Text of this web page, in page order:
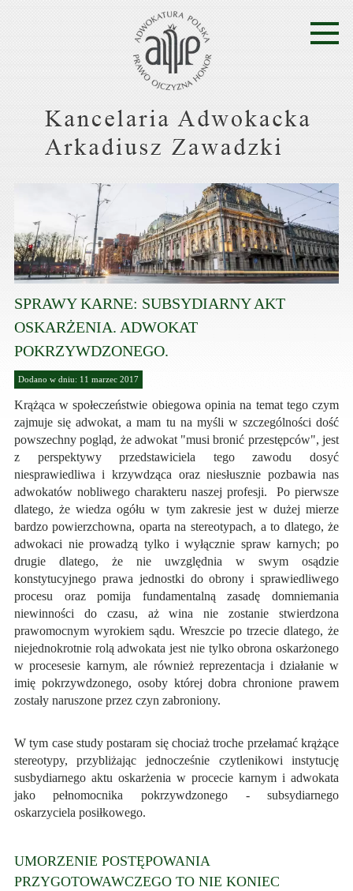
SPRAWY KARNE: SUBSYDIARNY AKT
OSKARŻENIA. ADWOKAT
POKRZYWDZONEGO.
Dodano w dniu: 11 marzec 2017
Krążąca w społeczeństwie obiegowa opinia na temat tego czym
zajmuje się adwokat, a mam tu na myśli w szczególności dość
powszechny pogląd, że adwokat "musi bronić przestępców", jest
z perspektywy przedstawiciela tego zawodu dosyć
niesprawiedliwa i krzywdząca oraz niesłusznie pozbawia nas
adwokatów nobliwego charakteru naszej profesji. Po pierwsze
dlatego, że wiedza ogółu w tym zakresie jest w dużej mierze
bardzo powierzchowna, oparta na stereotypach, a to dlatego, że
adwokaci nie prowadzą tylko i wyłącznie spraw karnych; po
drugie dlatego, że nie uwzględnia w swym osądzie
konstytucyjnego prawa jednostki do obrony i sprawiedliwego
procesu oraz pomija fundamentalną zasadę domniemania
niewinności do czasu, aż wina nie zostanie stwierdzona
prawomocnym wyrokiem sądu. Wreszcie po trzecie dlatego, że
niejednokrotnie rolą adwokata jest nie tylko obrona oskarżonego
w procesesie karnym, ale również reprezentacja i działanie w
imię pokrzywdzonego, osoby której dobra chronione prawem
zostały naruszone przez czyn zabroniony.
W tym case study postaram się chociaż troche przełamać krążące
stereotypy, przybliżając jednocześnie czytlenikowi instytucję
susbydiarnego aktu oskarżenia w procecie karnym i adwokata
jako pełnomocnika pokrzywdzonego - subsydiarnego
oskarzyciela posiłkowego.
UMORZENIE POSTĘPOWANIA
PRZYGOTOWAWCZEGO TO NIE KONIEC